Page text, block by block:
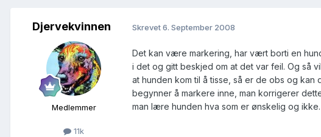
Djervekvinnen
Medlemmer
11k
Skrevet6. September 2008
Det kan være markering, har vært borti en
i det og gitt beskjed om at det var feil. Og så
at hunden kom til å tisse, så er de obs og kan
begynner å markere inne, man korrigerer
man lære hunden hva som er ønskelig og ikke.